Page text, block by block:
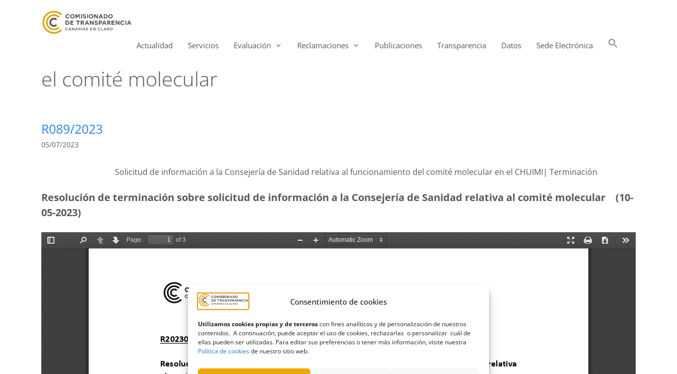
Consentimiento de cookies
Utilizamos cookies propias y de terceroscon fines analíticos y de personalización de nuestros
contenidos. A continuación, puede aceptar el uso de cookies, rechazarlas o personalizar cuál de
ellas pueden ser utilizadas. Para editar sus preferencias o tener más información, visite nuestra
Política de cookiesde nuestro sitio web.
Actualidad Servicios Evaluación Reclamaciones Publicaciones Transparencia Datos Sede Electrónica
el comité molecular
R089/2023
05/07/2023
Solicitud de información a la Consejería de Sanidad relativa al funcionamiento del comité molecular en el CHUIMI| Terminación
Resolución de terminación sobre solicitud de información a la Consejería de Sanidad relativa al comité molecular (10-
05-2023)